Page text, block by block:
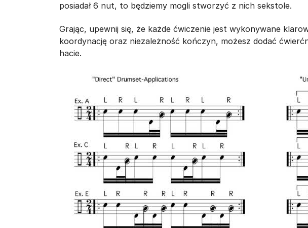
posiadał 6 nut, to będziemy mogli stworzyć z nich sekstole.
Grając, upewnij się, że każde ćwiczenie jest wykonywane
koordynację oraz niezależność kończyn, możesz dodać
hacie.